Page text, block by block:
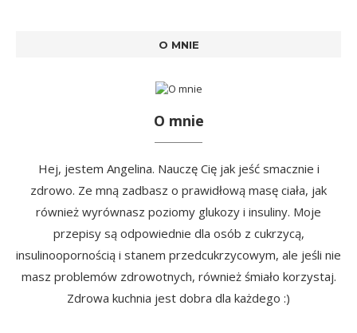
O MNIE
O mnie
Hej, jestem Angelina. Nauczę Cię jak jeść smacznie i
zdrowo. Ze mną zadbasz o prawidłową masę ciała, jak
również wyrównasz poziomy glukozy i insuliny. Moje
przepisy są odpowiednie dla osób z cukrzycą,
insulinoopornością i stanem przedcukrzycowym, ale jeśli nie
masz problemów zdrowotnych, również śmiało korzystaj.
Zdrowa kuchnia jest dobra dla każdego :)